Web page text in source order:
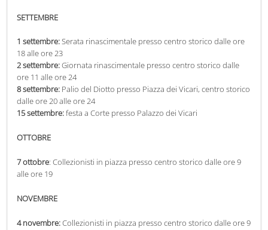
16 giugno:trofeo Paolo Parigi presso Lago di Bilancino
LUGLIO
4 luglio:Esatte senza frontiere alle ore 8:00 presso centro storico
8 luglio:Trofeo Paolo Parigi presso Lago di Bilancino 4° giornata di
Campionato
11 luglio:Esatte senza frontiere alle ore 8:00 presso centro storico
18 luglio:Esatte senza frontiere alle ore 8:00 presso centro storico
28 luglio:Serata del Grillo presso Lago di Bilancino
Campionato
SETTEMBRE
1 settembre:Serata rinascimentale presso centro storico dalle ore
18 alle ore 23
2 settembre:Giornata rinascimentale presso centro storico dalle
ore 11 alle ore 24
8 settembre: Palio del Diotto presso Piazza dei Vicari, centro storico
dalle ore 20 alle ore 24
15 settembre:festa a Corte presso Palazzo dei Vicari
OTTOBRE
7 ottobre: Collezionisti in piazza presso centro storico dalle ore 9
alle ore 19
NOVEMBRE
4 novembre:Collezionisti in piazza presso centro storico dalle ore 9